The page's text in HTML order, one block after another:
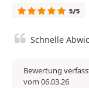
5/5
Schnelle
Bewertung
vom 06.03.26